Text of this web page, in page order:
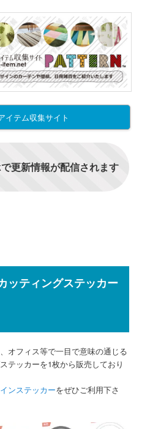
イテム収集サイト
更新情報が配信されます
ッティングステッカー
オフィス等で一目で意味の通じる
テッカーを1枚から販売しており
ンステッカーをぜひご利用下さ